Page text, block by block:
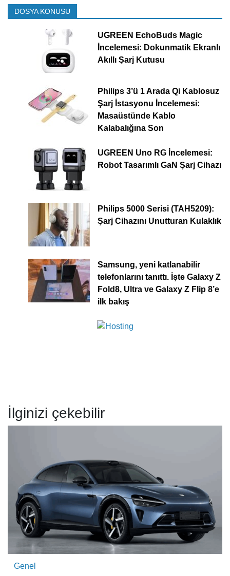
DOSYA KONUSU
UGREEN EchoBuds Magic
İncelemesi: Dokunmatik Ekranlı
Akıllı Şarj Kutusu
Philips 3’ü 1 Arada Qi Kablosuz
Şarj İstasyonu İncelemesi:
Masaüstünde Kablo
Kalabalığına Son
UGREEN Uno RG İncelemesi:
Robot Tasarımlı GaN Şarj Cihazı
Philips 5000 Serisi (TAH5209):
Şarj Cihazını Unutturan Kulaklık
Samsung, yeni katlanabilir
telefonlarını tanıttı. İşte Galaxy Z
Fold8, Ultra ve Galaxy Z Flip 8’e
ilk bakış
İlginizi çekebilir
Genel